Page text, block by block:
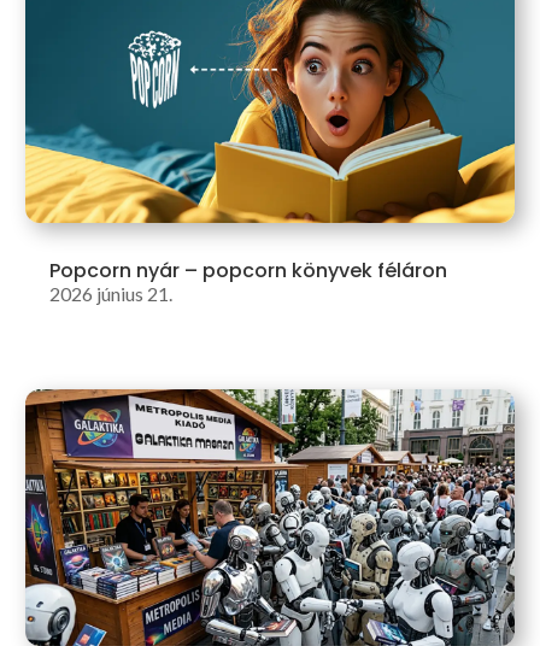
Popcorn nyár – popcorn könyvek féláron
2026 június 21.